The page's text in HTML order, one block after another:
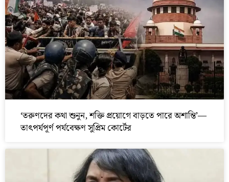
‘তরুণদের কথা শুনুন, শক্তি প্রয়োগে বাড়তে পারে অশান্তি’—
তাৎপর্যপূর্ণ পর্যবেক্ষণ সুপ্রিম কোর্টের